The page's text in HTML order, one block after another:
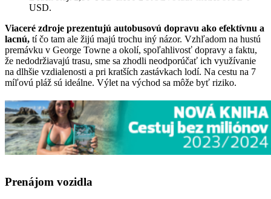
USD.
Viaceré zdroje prezentujú autobusovú dopravu ako efektívnu a
lacnú, tí čo tam ale žijú majú trochu iný názor. Vzhľadom na hustú
premávku v George Towne a okolí, spoľahlivosť dopravy a faktu,
že nedodržiavajú trasu, sme sa zhodli neodporúčať ich využívanie
na dlhšie vzdialenosti a pri kratších zastávkach lodí. Na cestu na 7
míľovú pláž sú ideálne. Výlet na východ sa môže byť riziko.
Prenájom vozidla